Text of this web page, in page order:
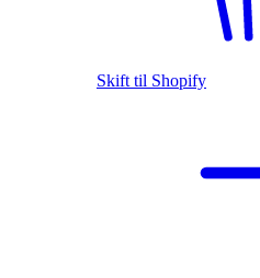
Skift til Shopify